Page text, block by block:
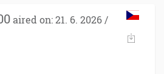
aired on: 21. 6. 2026 /